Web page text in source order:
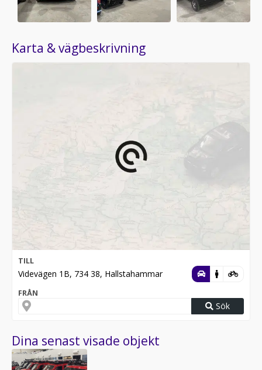
Karta & vägbeskrivning
TILL
Videvägen 1B, 734 38, Hallstahammar
FRÅN
Sök
Dina senast visade objekt